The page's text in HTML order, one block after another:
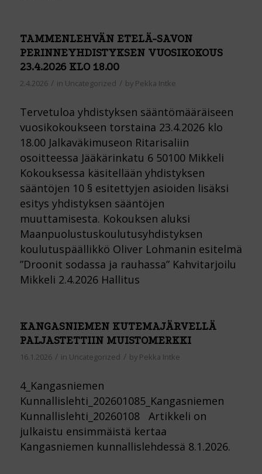
TAMMENLEHVÄN ETELÄ-SAVON
PERINNEYHDISTYKSEN VUOSIKOKOUS
23.4.2026 KLO 18.00
2.4.2026 / in Uncategorized / by Pekka Intke
Tervetuloa yhdistyksen sääntömääräiseen
vuosikokoukseen torstaina 23.4.2026 klo
18.00 Jalkaväkimuseon Ritarisaliin
osoitteessa Jääkärinkatu 6 50100 Mikkeli
Kokouksessa käsitellään yhdistyksen
sääntöjen 10 § esitettyjen asioiden lisäksi
esitys yhdistyksen sääntöjen
muuttamisesta. Kokouksen aluksi
Maanpuolustuskoulutusyhdistyksen
koulutuspäällikkö Oliver Lohmanin esitelmä
”Droonit sodassa ja rauhassa” Kahvitarjoilu
Mikkeli 2.4.2026 Hallitus
KANGASNIEMEN KUTEMAJÄRVELLÄ
PALJASTETTIIN MUISTOMERKKI
16.1.2026 / in Uncategorized / by Pekka Intke
4_Kangasniemen
Kunnallislehti_202601085_Kangasniemen
Kunnallislehti_20260108 Artikkeli on
julkaistu ensimmäistä kertaa
Kangasniemen kunnallislehdessä 8.1.2026.